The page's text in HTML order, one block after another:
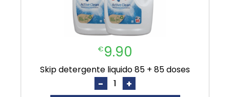
€9.90
skip detergente liquido 85 + 85 doses
- +